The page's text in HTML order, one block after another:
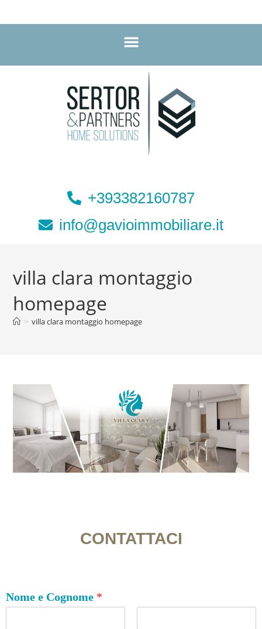
+393382160787
info@gavioimmobiliare.it
villa clara montaggio
homepage
> villa clara montaggio homepage
CONTATTACI
Nome e Cognome *